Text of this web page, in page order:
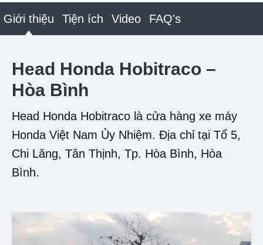
Giới thiệu Tiện ích Video FAQ's
Head Honda Hobitraco –
Hòa Bình
Head Honda Hobitraco là cửa hàng xe máy
Honda Việt Nam Ủy Nhiệm. Địa chỉ tại Tổ 5,
Chi Lăng, Tân Thịnh, Tp. Hòa Bình, Hòa
Bình.